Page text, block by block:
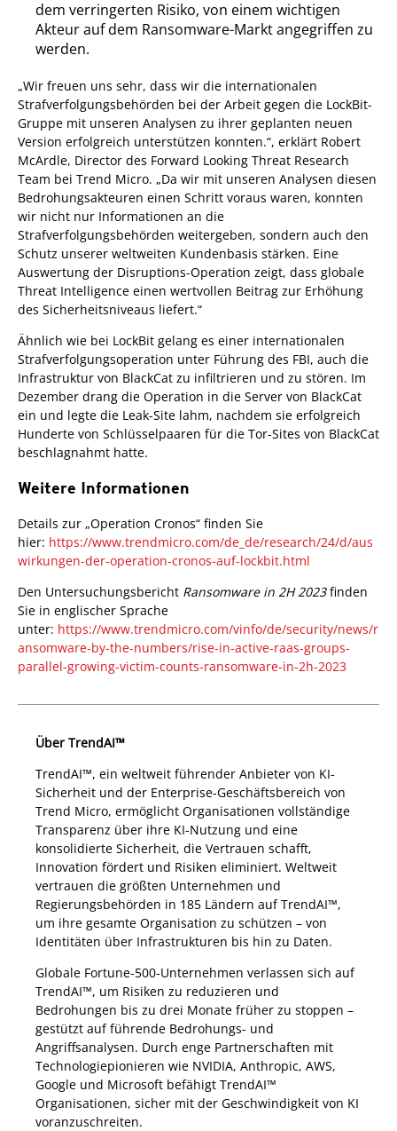
dem verringerten Risiko, von einem wichtigen
Akteur auf dem Ransomware-Markt angegriffen zu
werden.
„Wir freuen uns sehr, dass wir die internationalen
Strafverfolgungsbehörden bei der Arbeit gegen die LockBit-
Gruppe mit unseren Analysen zu ihrer geplanten neuen
Version erfolgreich unterstützen konnten.“, erklärt Robert
McArdle, Director des Forward Looking Threat Research
Team bei Trend Micro. „Da wir mit unseren Analysen diesen
Bedrohungsakteuren einen Schritt voraus waren, konnten
wir nicht nur Informationen an die
Strafverfolgungsbehörden weitergeben, sondern auch den
Schutz unserer weltweiten Kundenbasis stärken. Eine
Auswertung der Disruptions-Operation zeigt, dass globale
Threat Intelligence einen wertvollen Beitrag zur Erhöhung
des Sicherheitsniveaus liefert.“
Ähnlich wie bei LockBit gelang es einer internationalen
Strafverfolgungsoperation unter Führung des FBI, auch die
Infrastruktur von BlackCat zu infiltrieren und zu stören. Im
Dezember drang die Operation in die Server von BlackCat
ein und legte die Leak-Site lahm, nachdem sie erfolgreich
Hunderte von Schlüsselpaaren für die Tor-Sites von BlackCat
beschlagnahmt hatte.
Weitere Informationen
Details zur „Operation Cronos“ finden Sie
hier: https://www.trendmicro.com/de_de/research/24/d/aus
wirkungen-der-operation-cronos-auf-lockbit.html
Den Untersuchungsbericht Ransomware in 2H 2023finden
Sie in englischer Sprache
unter: https://www.trendmicro.com/vinfo/de/security/news/r
ansomware-by-the-numbers/rise-in-active-raas-groups-
parallel-growing-victim-counts-ransomware-in-2h-2023
Über TrendAI™
TrendAI™, ein weltweit führender Anbieter von KI-
Sicherheit und der Enterprise-Geschäftsbereich von
Trend Micro, ermöglicht Organisationen vollständige
Transparenz über ihre KI-Nutzung und eine
konsolidierte Sicherheit, die Vertrauen schafft,
Innovation fördert und Risiken eliminiert. Weltweit
vertrauen die größten Unternehmen und
Regierungsbehörden in 185 Ländern auf TrendAI™,
um ihre gesamte Organisation zu schützen – von
Identitäten über Infrastrukturen bis hin zu Daten.
Globale Fortune-500-Unternehmen verlassen sich auf
TrendAI™, um Risiken zu reduzieren und
Bedrohungen bis zu drei Monate früher zu stoppen –
gestützt auf führende Bedrohungs- und
Angriffsanalysen. Durch enge Partnerschaften mit
Technologiepionieren wie NVIDIA, Anthropic, AWS,
Google und Microsoft befähigt TrendAI™
Organisationen, sicher mit der Geschwindigkeit von KI
voranzuschreiten.